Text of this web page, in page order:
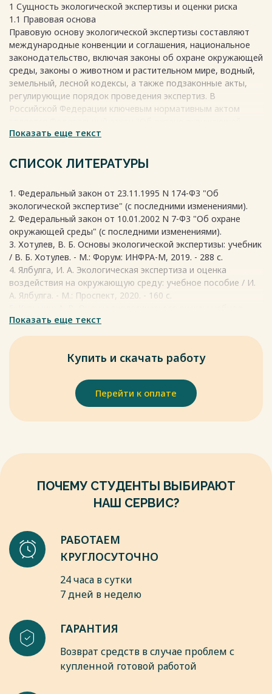
устойчивое развитие общества.
Весь текст будет доступен
1 Сущность экологической экспертизы и оценки риска
1.1 Правовая основа
Правовую основу экологической экспертизы составляют
международные конвенции и соглашения, национальное
законодательство, включая законы об охране окружающей
среды, законы о животном и растительном мире, водный,
земельный, лесной кодексы, а также подзаконные акты,
регулирующие порядок проведения экспертиз. В
Российской Федерации ключевым нормативным актом
среды" и положения о проведении государственной
Классификация экологических рисков. Экологические риски
человека) и природные (связанные с естественными
процессами).
По объекту воздействия: риски для здоровья человека,
риски для экосистем, риски для природных ресурсов.
По масштабу: локальные, региональные, глобальные.
По степени вероятности: вероятные, возможные,
маловероятные.
По степени тяжести последствий: катастрофические,
значительные, умеренные, незначительные.
оценкой экологического риска.
Экологическая экспертиза и оценка риска – это две
стороны одной медали, они тесно связаны и дополняют
друг друга в системе природопользования:
1 Экспертиза – это первый барьер. Она проверяет,
соответствует ли деятельность экологическим нормам в
2 Оценка риска – это более детальный анализ. Она
управлять ими.
пользоваться природными ресурсами, но при этом
минимизировать вред для окружающей среды и для нас
самих, чтобы наша деятельность была устойчивой и
Весь текст будет доступен
Показать еще текст
СПИСОК ЛИТЕРАТУРЫ
1. Федеральный закон от 23.11.1995 N 174-ФЗ "Об
экологической экспертизе" (с последними изменениями).
2. Федеральный закон от 10.01.2002 N 7-ФЗ "Об охране
окружающей среды" (с последними изменениями).
3. Хотулев, В. Б. Основы экологической экспертизы: учебник
/ В. Б. Хотулев. - М.: Форум: ИНФРА-М, 2019. - 288 с.
4. Ялбулга, И. А. Экологическая экспертиза и оценка
воздействия на окружающую среду: учебное пособие / И.
А. Ялбулга. - М.: Проспект, 2020. - 160 с.
пособие / А. В. Кузьмин. - М.: Изд-во РУДН, 2018. - 185 с.
Весь текст будет доступен
Показать еще текст
Купить и скачать работу
Перейти к оплате
ПОЧЕМУ СТУДЕНТЫ ВЫБИРАЮТ
НАШ СЕРВИС?
РАБОТАЕМ
КРУГЛОСУТОЧНО
24 часа в сутки
7 дней в неделю
ГАРАНТИЯ
Возврат средств в случае проблем с
купленной готовой работой